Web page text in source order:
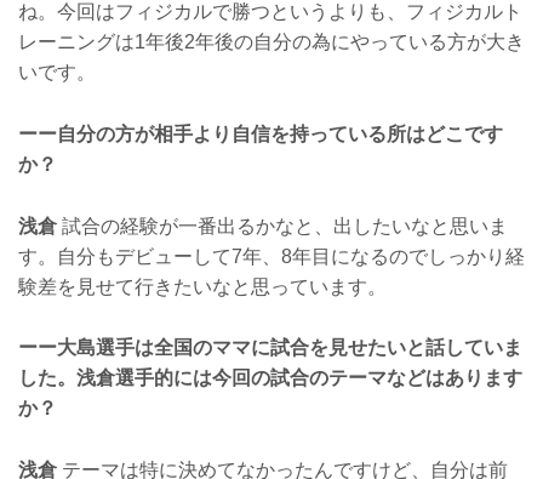
ね。今回はフィジカルで勝つというよりも、フィジカルト
レーニングは1年後2年後の自分の為にやっている方が大き
いです。
ーー自分の方が相手より自信を持っている所はどこです
か？
浅倉試合の経験が一番出るかなと、出したいなと思いま
す。自分もデビューして7年、8年目になるのでしっかり経
験差を見せて行きたいなと思っています。
ーー大島選手は全国のママに試合を見せたいと話していま
した。浅倉選手的には今回の試合のテーマなどはあります
か？
浅倉テーマは特に決めてなかったんですけど、自分は前